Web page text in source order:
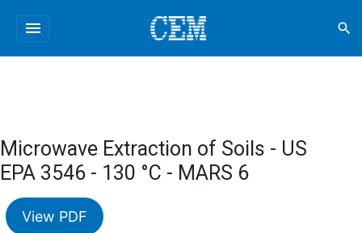
menu search
Microwave Extraction of Soils - US
EPA 3546 - 130 °C - MARS 6
View PDF